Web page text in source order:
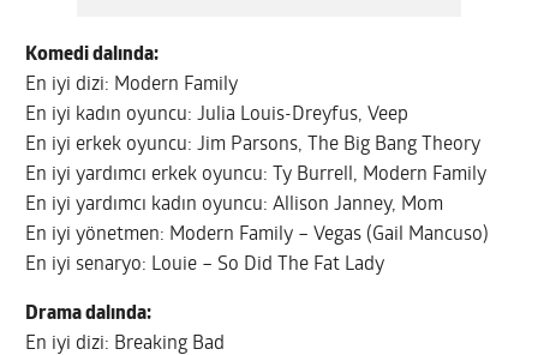
Komedi dalında:
En iyi dizi: Modern Family
En iyi kadın oyuncu: Julia Louis-Dreyfus, Veep
En iyi erkek oyuncu: Jim Parsons, The Big Bang Theory
En iyi yardımcı erkek oyuncu: Ty Burrell, Modern Family
En iyi yardımcı kadın oyuncu: Allison Janney, Mom
En iyi yönetmen: Modern Family – Vegas (Gail Mancuso)
En iyi senaryo: Louie – So Did The Fat Lady
Drama dalında:
En iyi dizi: Breaking Bad